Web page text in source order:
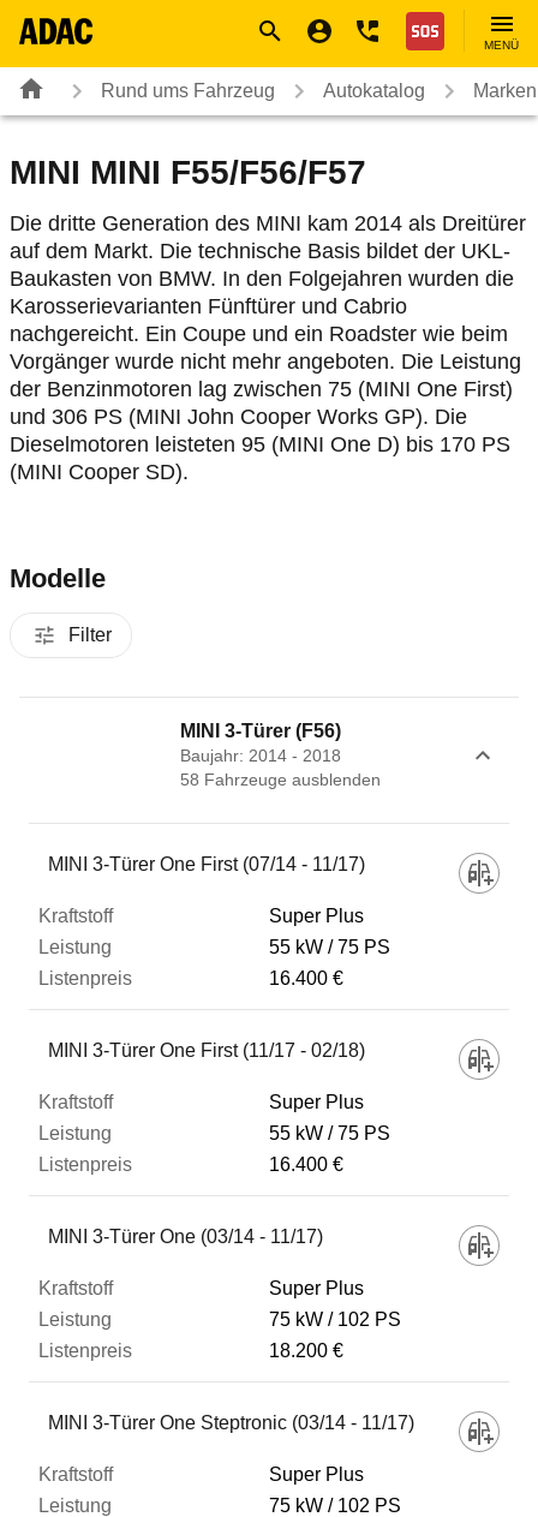
Nothilfe
MENÜ
Rund ums Fahrzeug Autokatalog
MINI MINI F55/F56/F57
Die dritte Generation des MINI kam 2014 als Dreitürer
auf dem Markt. Die technische Basis bildet der UKL-
Baukasten von BMW. In den Folgejahren wurden die
Karosserievarianten Fünftürer und Cabrio
nachgereicht. Ein Coupe und ein Roadster wie beim
Vorgänger wurde nicht mehr angeboten. Die Leistung
der Benzinmotoren lag zwischen 75 (MINI One First)
und 306 PS (MINI John Cooper Works GP). Die
Dieselmotoren leisteten 95 (MINI One D) bis 170 PS
(MINI Cooper SD).
Modelle
Filter
MINI 3-Türer (F56)
Baujahr: 2014 - 2018
58 Fahrzeuge ausblenden
Fahrzeug
Kraftstoff
Leistung
Listenpreis
Zum Vergleich hinzufügen
MINI 3-Türer One First (07/14 - 11/17)
Super Plus
55 kW
75 PS
16.400 €
MINI 3-Türer One First (11/17 - 02/18)
Super Plus
55 kW
75 PS
16.400 €
MINI 3-Türer One (03/14 - 11/17)
Super Plus
75 kW
102 PS
18.200 €
MINI 3-Türer One Steptronic (03/14 - 11/17)
Super Plus
75 kW
102 PS